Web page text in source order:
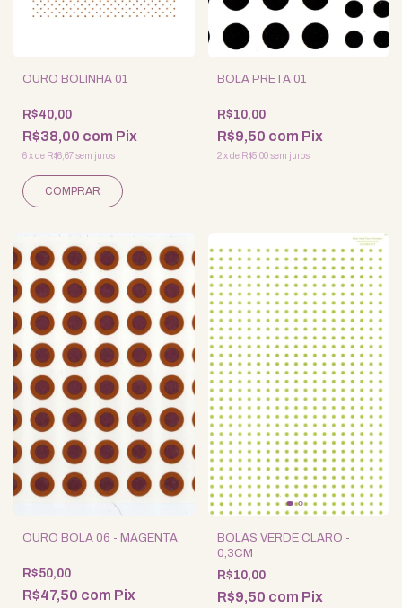
OURO BOLINHA 01
R$40,00
R$38,00 com Pix
6xde R$6,67sem juros
BOLA PRETA 01
R$10,00
R$9,50 com Pix
2 xde R$5,00 sem juros
OURO BOLA 06 - MAGENTA
R$50,00
R$47,50 com Pix
BOLAS VERDE CLARO -
0,3CM
R$10,00
R$9,50 com Pix